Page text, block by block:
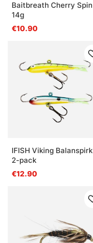
Baitbreath Cherry Spin
14g
€10.90
IFISH Viking Balanspirk
2-pack
€12.90